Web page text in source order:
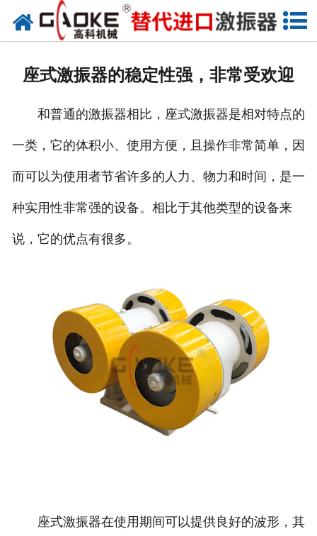
首页
联系高科
座式激振器的稳定性强，非常受欢迎
和普通的激振器相比，座式激振器是相对特点的
一类，它的体积小、使用方便，且操作非常简单，因
而可以为使用者节省许多的人力、物力和时间，是一
种实用性非常强的设备。相比于其他类型的设备来
说，它的优点有很多。
座式激振器在使用期间可以提供良好的波形，其